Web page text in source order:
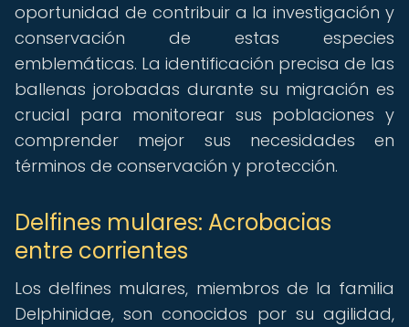
oportunidad de contribuir a la investigación y
conservación de estas especies
emblemáticas. La identificación precisa de las
ballenas jorobadas durante su migración es
crucial para monitorear sus poblaciones y
comprender mejor sus necesidades en
términos de conservación y protección.
Delfines mulares: Acrobacias
entre corrientes
Los delfines mulares, miembros de la familia
Delphinidae, son conocidos por su agilidad,